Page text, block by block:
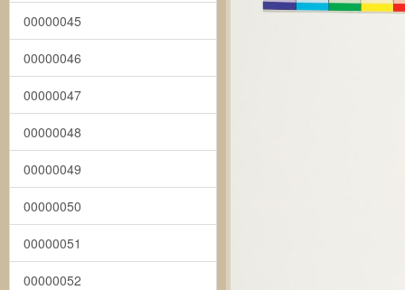
00000045
00000046
00000047
00000048
00000049
00000050
00000051
00000052